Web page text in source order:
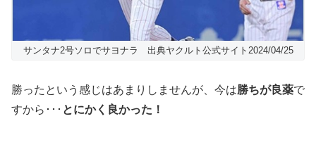
サンタナ2号ソロでサヨナラ 出典ヤクルト公式サイト2024/04/25
勝ったという感じはあまりしませんが、今は勝ちが良薬で
すから･･･ とにかく良かった！